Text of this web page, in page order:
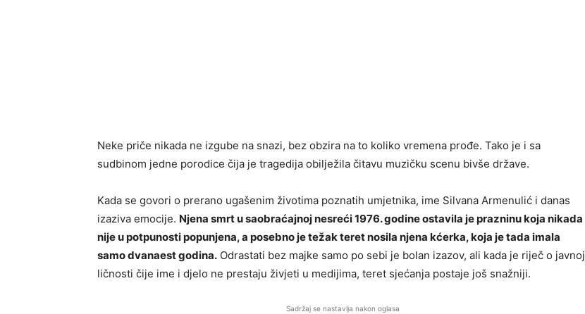
Neke priče nikada ne izgube na snazi, bez obzira na to koliko vremena prođe. Tako je i sa
sudbinom jedne porodice čija je tragedija obilježila čitavu muzičku scenu bivše države.
Kada se govori o prerano ugašenim životima poznatih umjetnika, ime Silvana Armenulić i danas
izaziva emocije. Njena smrt u saobraćajnoj nesreći 1976. godine ostavila je prazninu koja nikada
nije u potpunosti popunjena, a posebno je težak teret nosila njena kćerka, koja je tada imala
samo dvanaest godina. Odrastati bez majke samo po sebi je bolan izazov, ali kada je riječ o javnoj
ličnosti čije ime i djelo ne prestaju živjeti u medijima, teret sjećanja postaje još snažniji.
Sadržaj se nastavlja nakon oglasa